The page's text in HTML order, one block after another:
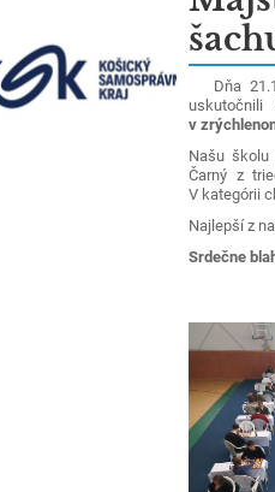
Dňa
uskutočnili
v
Našu školu
Čarný z
V kategórii
Najlepší z
Srdečne